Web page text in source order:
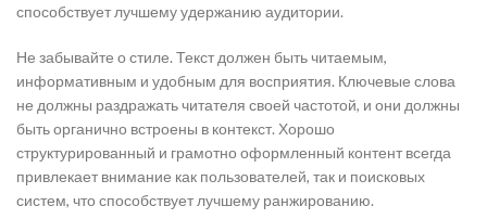
способствует лучшему удержанию аудитории.
Не забывайте о стиле. Текст должен быть читаемым,
информативным и удобным для восприятия. Ключевые слова
не должны раздражать читателя своей частотой, и они должны
быть органично встроены в контекст. Хорошо
структурированный и грамотно оформленный контент всегда
привлекает внимание как пользователей, так и поисковых
систем, что способствует лучшему ранжированию.